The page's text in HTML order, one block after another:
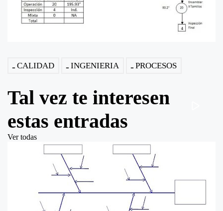
CALIDAD INGENIERIA PROCESOS
Tal vez te interesen
estas entradas
Ver todas